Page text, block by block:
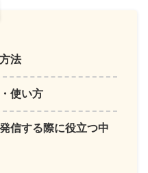
法
使い方
信する際に役立つ中